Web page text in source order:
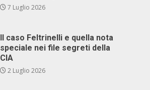
7 Luglio 2026
Il caso Feltrinelli e quella nota
speciale nei file segreti della
CIA
2 Luglio 2026